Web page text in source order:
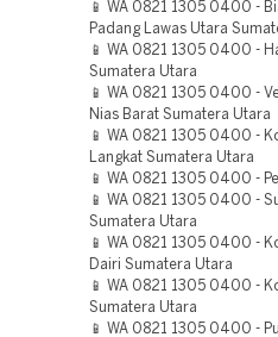
📱 WA 0821 1305 0400 -
Padang Lawas Utara
📱 WA 0821 1305 0400 -
Sumatera Utara
📱 WA 0821 1305 0400 -
Nias Barat Sumatera Utara
📱 WA 0821 1305 0400 -
Langkat Sumatera Utara
📱 WA 0821 1305 0400 -
📱 WA 0821 1305 0400 -
Sumatera Utara
📱 WA 0821 1305 0400 -
Dairi Sumatera Utara
📱 WA 0821 1305 0400 -
Sumatera Utara
📱 WA 0821 1305 0400 -